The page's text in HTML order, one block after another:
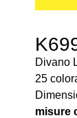
Divano
25
misure